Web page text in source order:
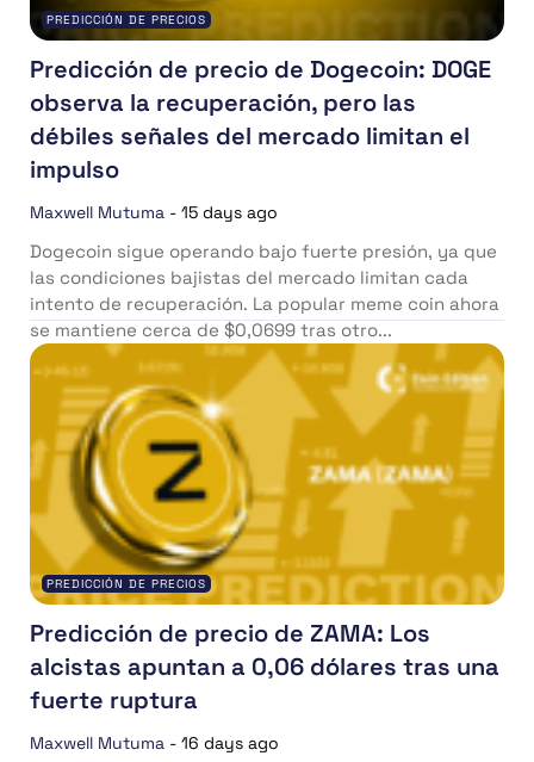
PREDICCIÓN DE PRECIOS
Predicción de precio de Dogecoin: DOGE
observa la recuperación, pero las
débiles señales del mercado limitan el
impulso
Maxwell Mutuma - 15 days ago
Dogecoin sigue operando bajo fuerte presión, ya que
las condiciones bajistas del mercado limitan cada
intento de recuperación. La popular meme coin ahora
se mantiene cerca de $0,0699 tras otro...
PREDICCIÓN DE PRECIOS
Predicción de precio de ZAMA: Los
alcistas apuntan a 0,06 dólares tras una
fuerte ruptura
Maxwell Mutuma - 16 days ago